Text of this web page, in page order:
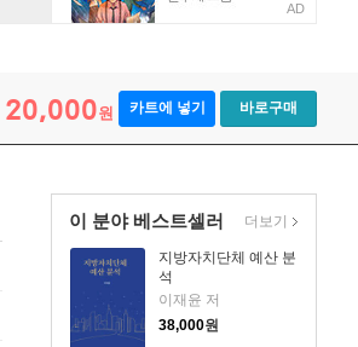
AD
20,000원 카트에 넣기 바로구매
이 분야 베스트셀러
지방자치단체 예산 분
석
이재윤 저
38,000원
더보기